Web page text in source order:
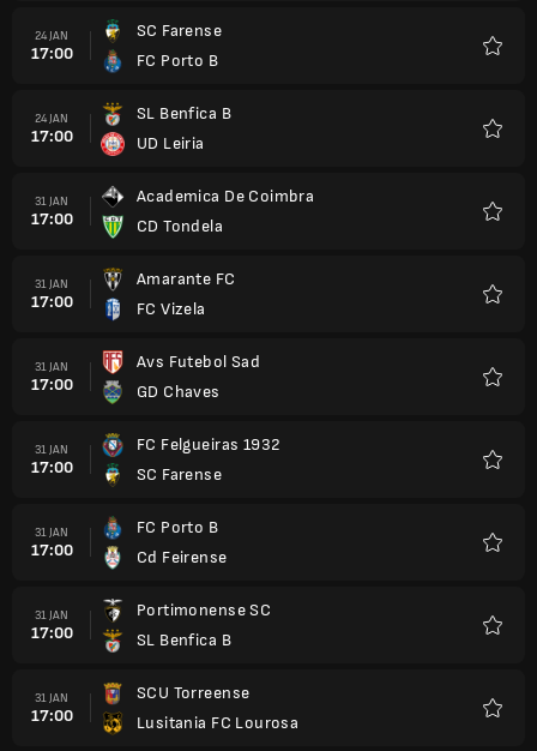
24 JAN
17:00
SC Farense
FC Porto B
24 JAN
17:00
SL Benfica B
UD Leiria
31 JAN
17:00
Academica De Coimbra
CD Tondela
31 JAN
17:00
Amarante FC
FC Vizela
31 JAN
17:00
Avs Futebol Sad
GD Chaves
31 JAN
17:00
FC Felgueiras 1932
SC Farense
31 JAN
17:00
FC Porto B
Cd Feirense
31 JAN
17:00
Portimonense SC
SL Benfica B
31 JAN
17:00
SCU Torreense
Lusitania FC Lourosa